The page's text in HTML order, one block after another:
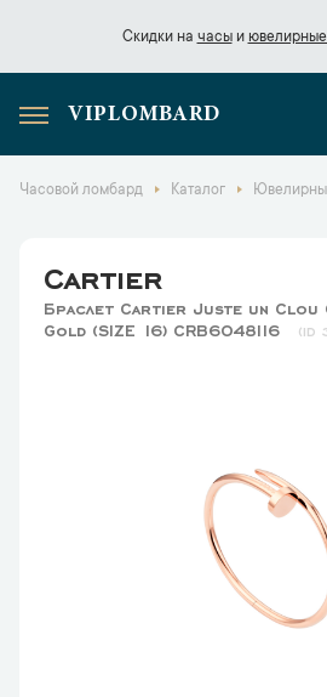
Скидки на часыи
Скидки начасы
VIPLOMBARD
Часовой ломбард Каталог
Cartier
Браслет Cartier Juste un Clou
Gold (SIZE 16) CRB6048116